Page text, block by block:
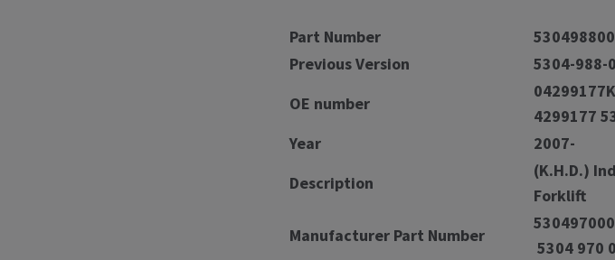
Part Number
Previous Version
5304-988-
OE number
4299177
Year
2007-
Description
(K.H.D.)
Forklift
Manufacturer Part Number
5304 970